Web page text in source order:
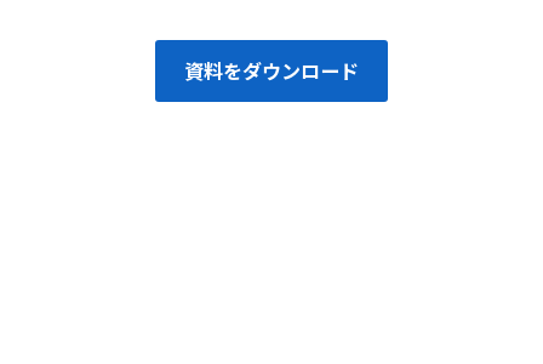
資料をダウンロード